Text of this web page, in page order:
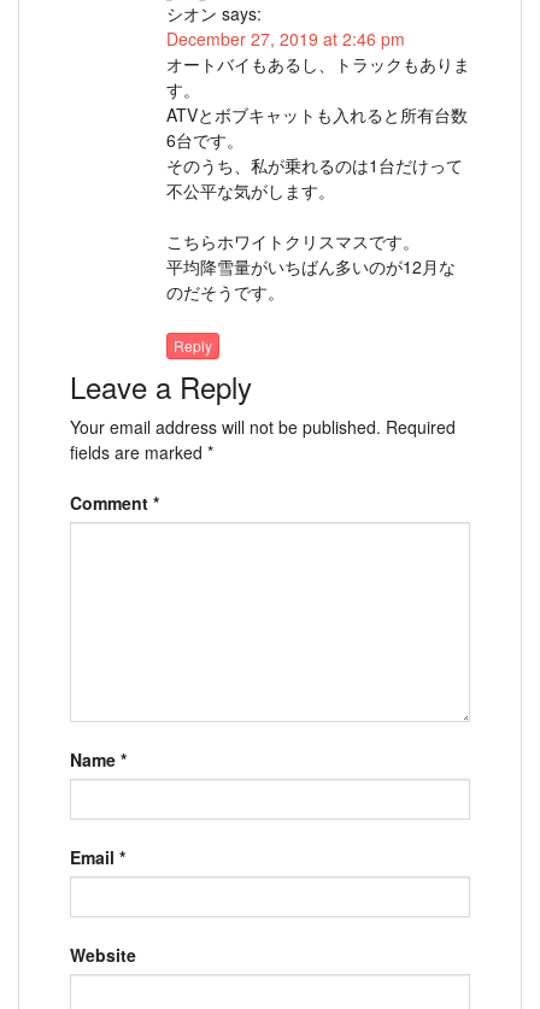
シオン says:
December 27, 2019 at 2:46 pm
オートバイもあるし、トラックもありま
す。
ATVとボブキャットも入れると所有台数
6台です。
そのうち、私が乗れるのは1台だけって
不公平な気がします。
こちらホワイトクリスマスです。
平均降雪量がいちばん多いのが12月な
のだそうです。
Reply
Leave a Reply
Your email address will not be published. Required
fields are marked *
Comment *
Name *
Email *
Website